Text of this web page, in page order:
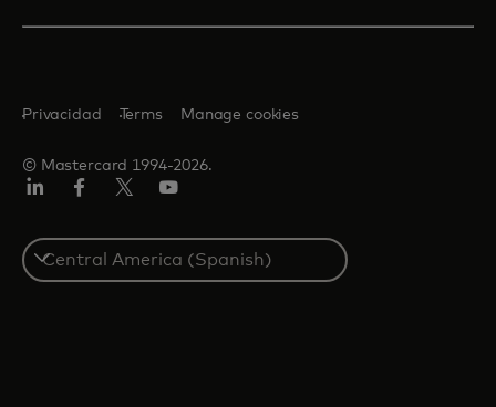
© Mastercard 1994-2026.
Privacidad Terms Manage cookies
Select
a
country